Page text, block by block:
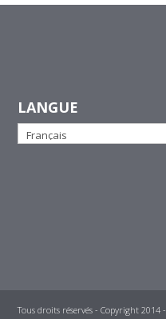
LANGUE
Tous droits réservés - Copyright 2014 -